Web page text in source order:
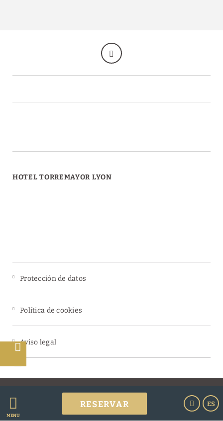
MENÚ
ES
RESERVAR
HOTEL TORREMAYOR LYON
Protección de datos
Política de cookies
Aviso legal
Powered by Keytel